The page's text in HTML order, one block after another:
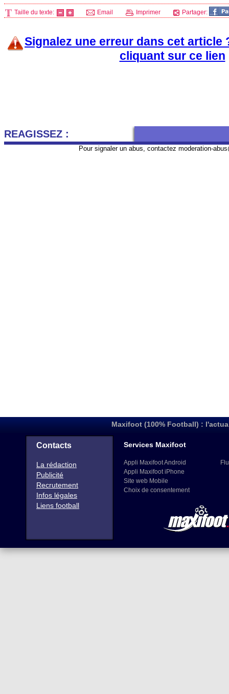
Taille du texte: Email Imprimer Partager:
Signalez une erreur dans cet article
cliquant sur ce lien
REAGISSEZ :
Pour signaler un abus, contactez moderation-
Maxifoot (100% Football) :
Contacts
La rédaction
Publicité
Recrutement
Infos légales
Liens football
Services Maxifoot
Appli Maxifoot Android
Appli Maxifoot iPhone
Site web Mobile
Choix de consentement